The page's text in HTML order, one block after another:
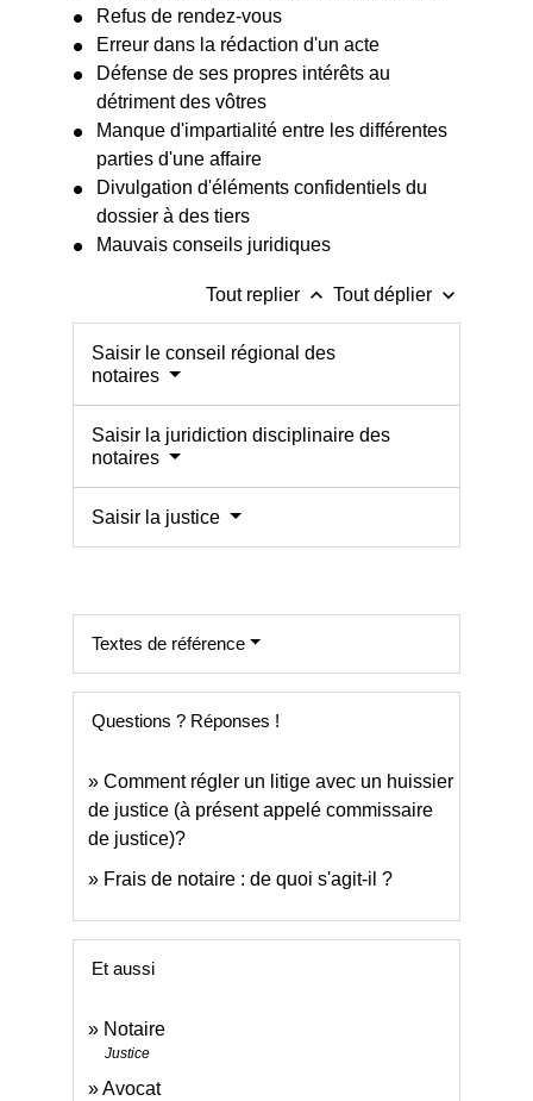
Refus de rendez-vous
Erreur dans la rédaction d'un acte
Défense de ses propres intérêts au
détriment des vôtres
Manque d'impartialité entre les différentes
parties d'une affaire
Divulgation d'éléments confidentiels du
dossier à des tiers
Mauvais conseils juridiques
Tout replier keyboard_arrow_up Tout déplier keyboard_arrow_down
Saisir le conseil régional des
notaires
Saisir la juridiction disciplinaire des
notaires
Saisir la justice
Textes de référence
Questions ? Réponses !
Comment régler un litige avec un huissier
de justice (à présent appelé commissaire
de justice)?
Frais de notaire : de quoi s'agit-il ?
Et aussi
Notaire
Justice
Avocat